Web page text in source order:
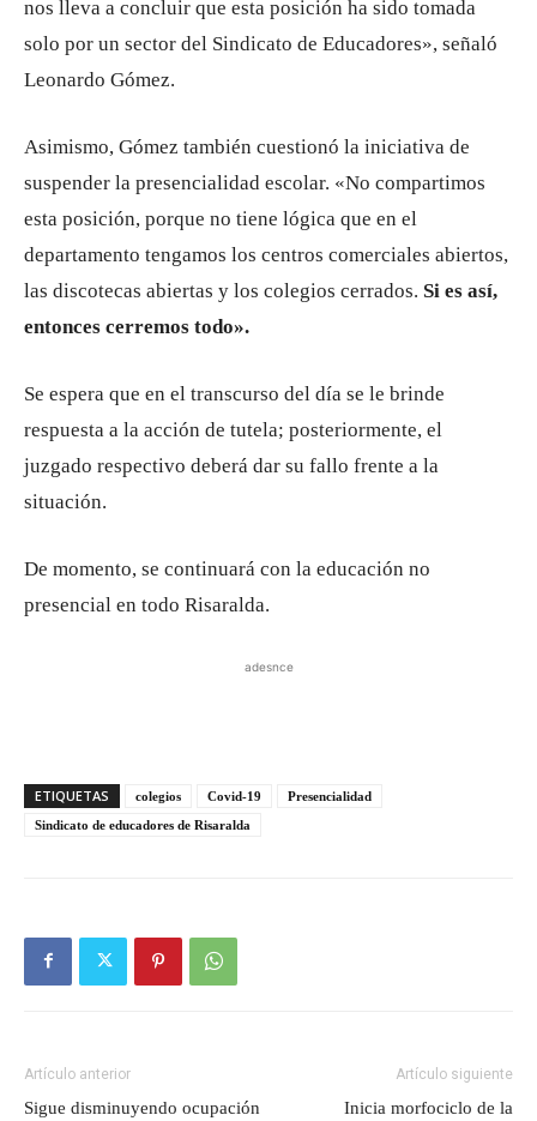
nos lleva a concluir que esta posición ha sido tomada
solo por un sector del Sindicato de Educadores», señaló
Leonardo Gómez.
Asimismo, Gómez también cuestionó la iniciativa de
suspender la presencialidad escolar. «No compartimos
esta posición, porque no tiene lógica que en el
departamento tengamos los centros comerciales abiertos,
las discotecas abiertas y los colegios cerrados. Si es así,
entonces cerremos todo».
Se espera que en el transcurso del día se le brinde
respuesta a la acción de tutela; posteriormente, el
juzgado respectivo deberá dar su fallo frente a la
situación.
De momento, se continuará con la educación no
presencial en todo Risaralda.
adesnce
ETIQUETAS colegios Covid-19
Presencialidad
Sindicato de educadores de Risaralda
Artículo anterior
Sigue disminuyendo ocupación
Artículo siguiente
Inicia morfociclo de la